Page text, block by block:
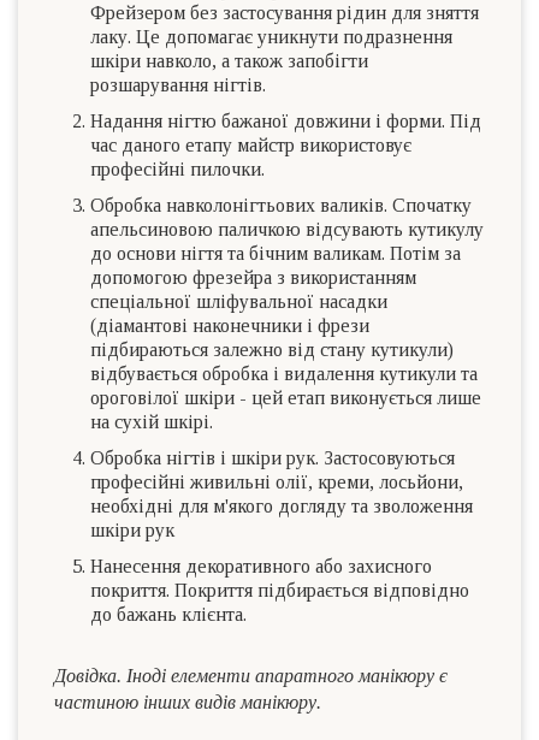
Фрейзером без застосування рідин для зняття
лаку. Це допомагає уникнути подразнення
шкіри навколо, а також запобігти
розшарування нігтів.
Надання нігтю бажаної довжини і форми. Під
час даного етапу майстр використовує
професійні пилочки.
Обробка навколонігтьових валиків. Спочатку
апельсиновою паличкою відсувають кутикулу
до основи нігтя та бічним валикам. Потім за
допомогою фрезейра з використанням
спеціальної шліфувальної насадки
(діамантові наконечники і фрези
підбираються залежно від стану кутикули)
відбувається обробка і видалення кутикули та
ороговілої шкіри - цей етап виконується лише
на сухій шкірі.
Обробка нігтів і шкіри рук. Застосовуються
професійні живильні олії, креми, лосьйони,
необхідні для м'якого догляду та зволоження
шкіри рук
Нанесення декоративного або захисного
покриття. Покриття підбирається відповідно
до бажань клієнта.
Довідка. Іноді елементи апаратного манікюру є
частиною інших видів манікюру.